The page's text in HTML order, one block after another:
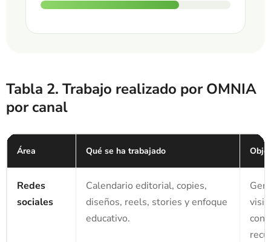
Tabla 2. Trabajo realizado por OMNIA
por canal
Área Qué se ha trabajado
Redes
sociales
Calendario editorial, copies,
diseños, reels, stories y enfoque
educativo.